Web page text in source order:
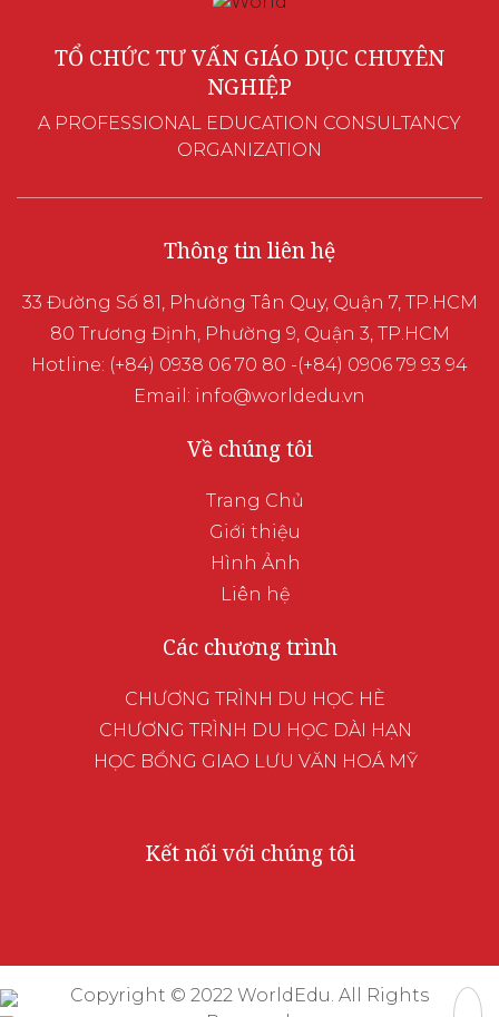
TỔ CHỨC TƯ VẤN GIÁO DỤC CHUYÊN
NGHIỆP
A PROFESSIONAL EDUCATION CONSULTANCY
ORGANIZATION
Thông tin liên hệ
33 Đường Số 81, Phường Tân Quy, Quận 7, TP.HCM
80 Trương Định, Phường 9, Quận 3, TP.HCM
Hotline: (+84) 0938 06 70 80 -(+84) 0906 79 93 94
Email: info@worldedu.vn
Về chúng tôi
Trang Chủ
Giới thiệu
Hình Ảnh
Liên hệ
Các chương trình
CHƯƠNG TRÌNH DU HỌC HÈ
CHƯƠNG TRÌNH DU HỌC DÀI HẠN
HỌC BỔNG GIAO LƯU VĂN HOÁ MỸ
Kết nối với chúng tôi
Copyright © 2022 WorldEdu . All Rights